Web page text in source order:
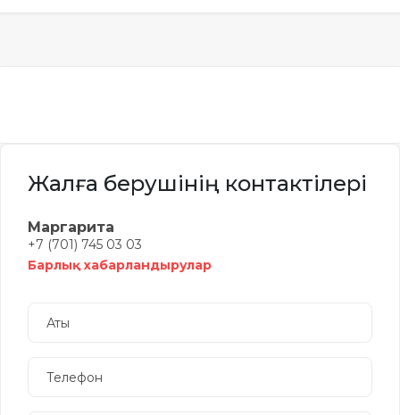
Жалға берушінің контактілері
Маргарита
+7 (701) 745 03 03
Барлық хабарландырулар